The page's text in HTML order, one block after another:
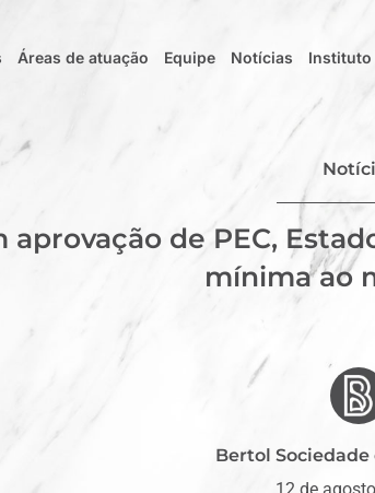
Áreas de atuação Equipe Notícias Instituto
aprovação de PEC,
mínima ao
Bertol Sociedade
12 de